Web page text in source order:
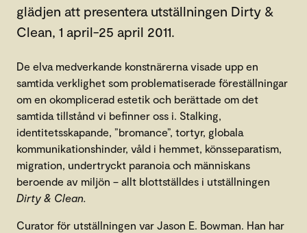
glädjen att presentera utställningen Dirty &
Clean, 1 april-25 april 2011.
De elva medverkande konstnärerna visade upp en
samtida verklighet som problematiserade föreställningar
om en okomplicerad estetik och berättade om det
samtida tillstånd vi befinner oss i. Stalking,
identitetsskapande, ”bromance”, tortyr, globala
kommunikationshinder, våld i hemmet, könsseparatism,
migration, undertryckt paranoia och människans
beroende av miljön – allt blottställdes i utställningen
Dirty & Clean.
Curator för utställningen var Jason E. Bowman. Han har